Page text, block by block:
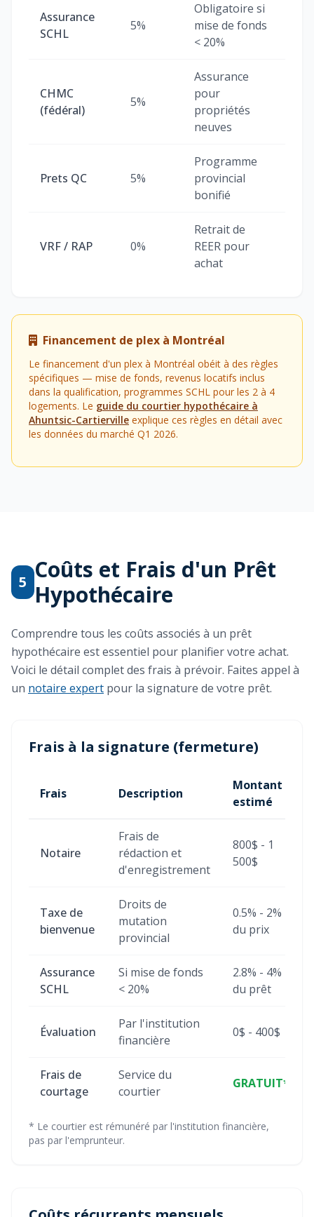
Assurance
SCHL
5%
Obligatoire si
mise de fonds
< 20%
CHMC
(fédéral)
5%
Assurance
pour
propriétés
neuves
Prets QC 5%
Programme
provincial
bonifié
VRF / RAP 0%
Retrait de
REER pour
achat
Financement de plex à Montréal
Le financement d'un plex à Montréal obéit à des règles
spécifiques — mise de fonds, revenus locatifs inclus
dans la qualification, programmes SCHL pour les 2 à 4
logements. Le guide du courtier hypothécaire à
Ahuntsic-Cartierville explique ces règles en détail avec
les données du marché Q1 2026.
5 Coûts et Frais d'un Prêt
Hypothécaire
Comprendre tous les coûts associés à un prêt
hypothécaire est essentiel pour planifier votre achat.
Voici le détail complet des frais à prévoir. Faites appel à
un notaire expert pour la signature de votre prêt.
Frais à la signature (fermeture)
Frais Description
Montant
estimé
Notaire
Frais de
rédaction et
d'enregistrement
800$ - 1
500$
Taxe de
bienvenue
Droits de
mutation
provincial
0.5% - 2%
du prix
Assurance
SCHL
Si mise de fonds
< 20%
2.8% - 4%
du prêt
Évaluation
Par l'institution
financière
0$ - 400$
Frais de
courtage
Service du
courtier
GRATUIT*
* Le courtier est rémunéré par l'institution financière,
pas par l'emprunteur.